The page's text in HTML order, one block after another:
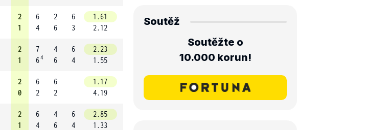
2
1
6
4
2
6
6
3
1.61
2.12
2
1
7
64
4
6
6
4
2.23
1.55
2
0
6
2
6
2
1.17
4.19
2
1
6
4
4
6
6
4
2.85
1.33
Soutěž
Soutěžte o
10.000 korun!